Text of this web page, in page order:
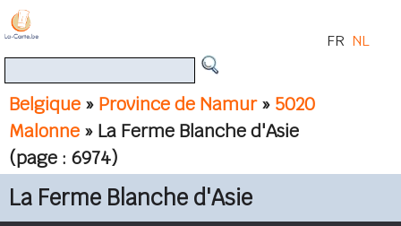
Belgique » Province de Namur» 5020
Malonne » La Ferme Blanche d'Asie
(page : 6974)
FR NL
La Ferme Blanche d'Asie